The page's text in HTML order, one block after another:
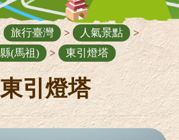
旅行臺灣 > 人氣景點 >
(馬祖) > 東引燈塔
東引燈塔